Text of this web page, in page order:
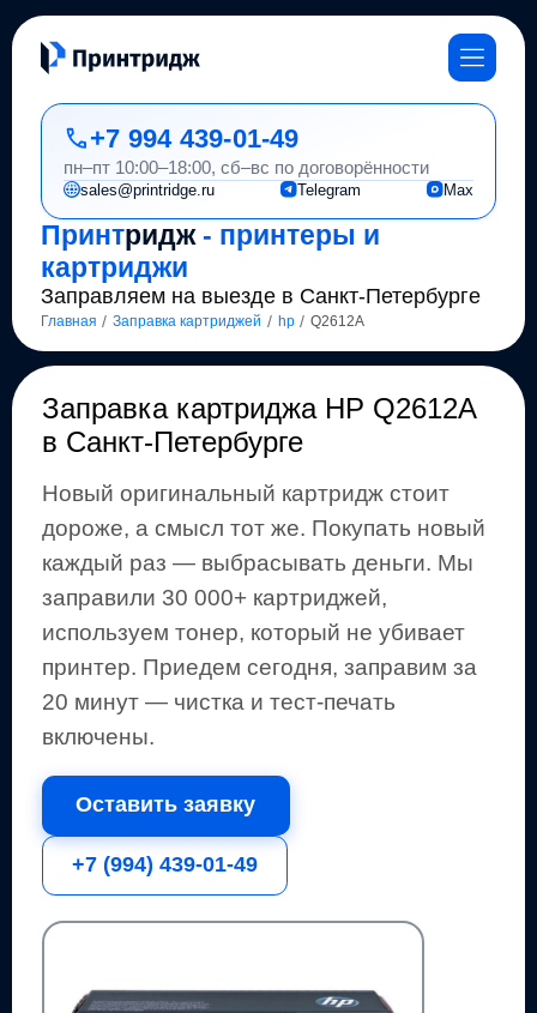
Принтридж- принтеры и
картриджи
Заправляем на выезде в Санкт-Петербурге
Главная / Заправка картриджей / hp / Q2612A
+7 994 439-01-49
пн–пт 10:00–18:00, сб–вс по договорённости
sales@printridge.ru Telegram Max
Заправка картриджа HP Q2612A
в Санкт-Петербурге
Новый оригинальный картридж стоит
дороже, а смысл тот же. Покупать новый
каждый раз — выбрасывать деньги. Мы
заправили 30 000+ картриджей,
используем тонер, который не убивает
принтер. Приедем сегодня, заправим за
20 минут — чистка и тест-печать
включены.
Оставить заявку
+7 (994) 439-01-49